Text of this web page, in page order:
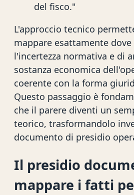
del fisco."
L'approccio tecnico
mappare esattamente
l'incertezza normativa e di
sostanza economica
coerente con la forma
Questo passaggio è
che il parere diventi un
teorico, trasformandolo
documento di presidio
Il presidio
mappare i fatti